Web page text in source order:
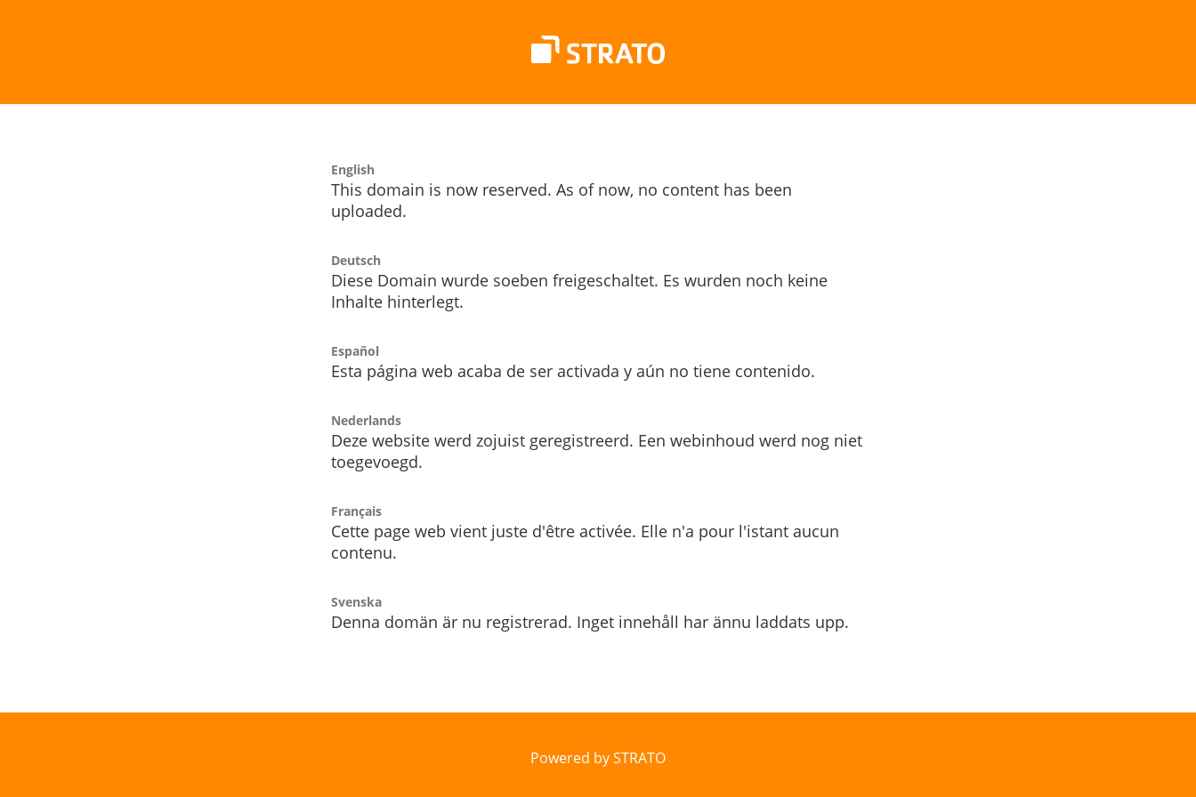
English
This domain is now reserved. As of now, no content has been
uploaded.
Deutsch
Diese Domain wurde soeben freigeschaltet. Es wurden noch keine
Inhalte hinterlegt.
Español
Esta página web acaba de ser activada y aún no tiene contenido.
Nederlands
Deze website werd zojuist geregistreerd. Een webinhoud werd nog niet
toegevoegd.
Français
Cette page web vient juste d'être activée. Elle n'a pour l'istant aucun
contenu.
Svenska
Denna domän är nu registrerad. Inget innehåll har ännu laddats upp.
Powered by STRATO